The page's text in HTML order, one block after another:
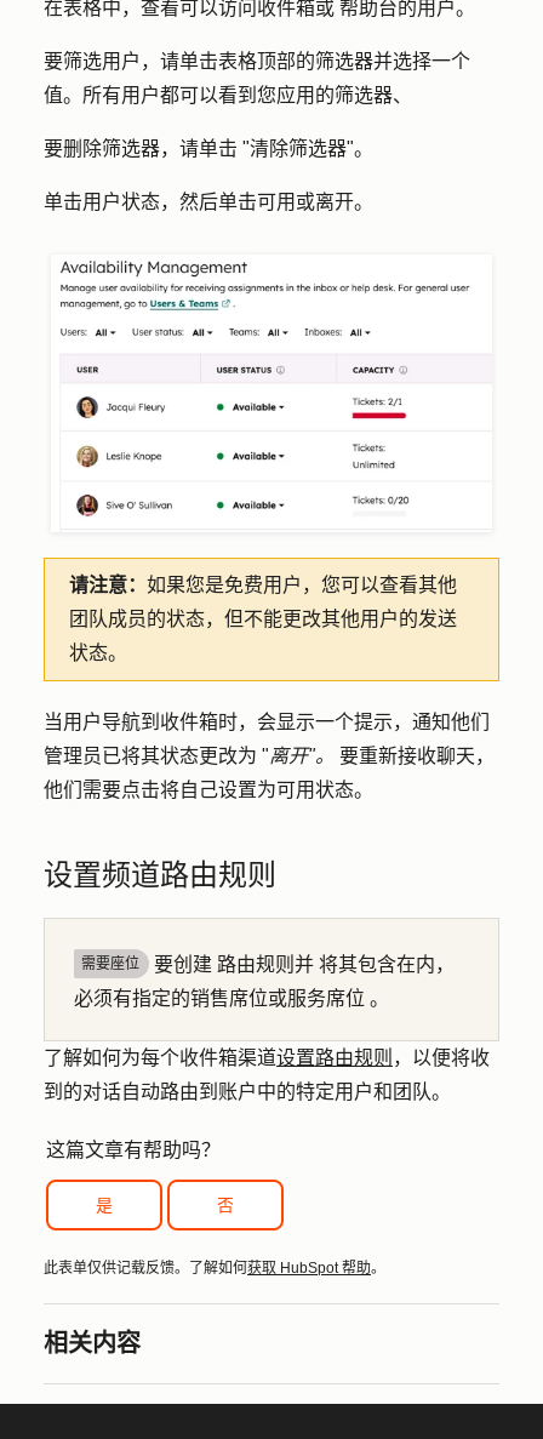
在表格中，查看可以访问收件箱或 帮助台的用户。
要筛选用户，请单击表格顶部的筛选器并选择一个
值。所有用户都可以看到您应用的筛选器、
要删除筛选器，请单击 "清除筛选器"。
单击用户状态，然后单击可用 或离开。
请注意： 如果您是免费用户，您可以查看其他
团队成员的状态，但不能更改其他用户的发送
状态。
当用户导航到收件箱时，会显示一个提示，通知他们
管理员已将其状态更改为 "离开"。 要重新接收聊天，
他们需要点击将自己设置为可用状态。
设置频道路由规则
需要座位 要创建 路由规则并 将其包含在内，
必须有指定的销售席位或服务席位 。
了解如何为每个收件箱渠道设置路由规则 ，以便将收
到的对话自动路由到账户中的特定用户和团队。
这篇文章有帮助吗？
是 否
此表单仅供记载反馈。了解如何获取 HubSpot 帮助。
相关内容